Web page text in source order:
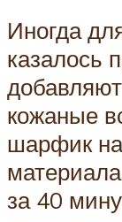
Иногда
казалось
кожаные
шарфик
за 40